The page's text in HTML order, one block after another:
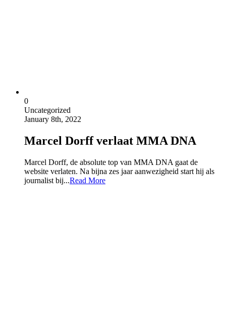
0
Uncategorized
January 8th, 2022
Marcel Dorff verlaat MMA DNA
Marcel Dorff, de absolute top van MMA DNA gaat de
website verlaten. Na bijna zes jaar aanwezigheid start hij als
journalist bij...Read More